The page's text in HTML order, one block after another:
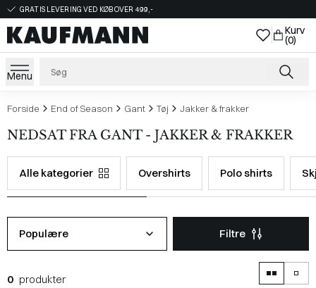
GRATIS LEVERING VED KØB OVER 499,-
Kurv
(0)
Menu
Forside End of Season Gant Tøj Jakker & frakker
NEDSAT FRA GANT - JAKKER & FRAKKER
Alle kategorier Overshirts Polo shirts
Populære Filtre
0 produkter